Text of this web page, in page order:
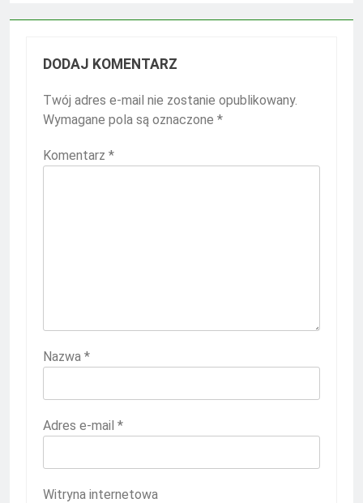
DODAJ KOMENTARZ
Twój adres e-mail nie zostanie opublikowany.
Wymagane pola są oznaczone *
Komentarz *
Nazwa *
Adres e-mail *
Witryna internetowa